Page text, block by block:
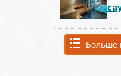
Больше